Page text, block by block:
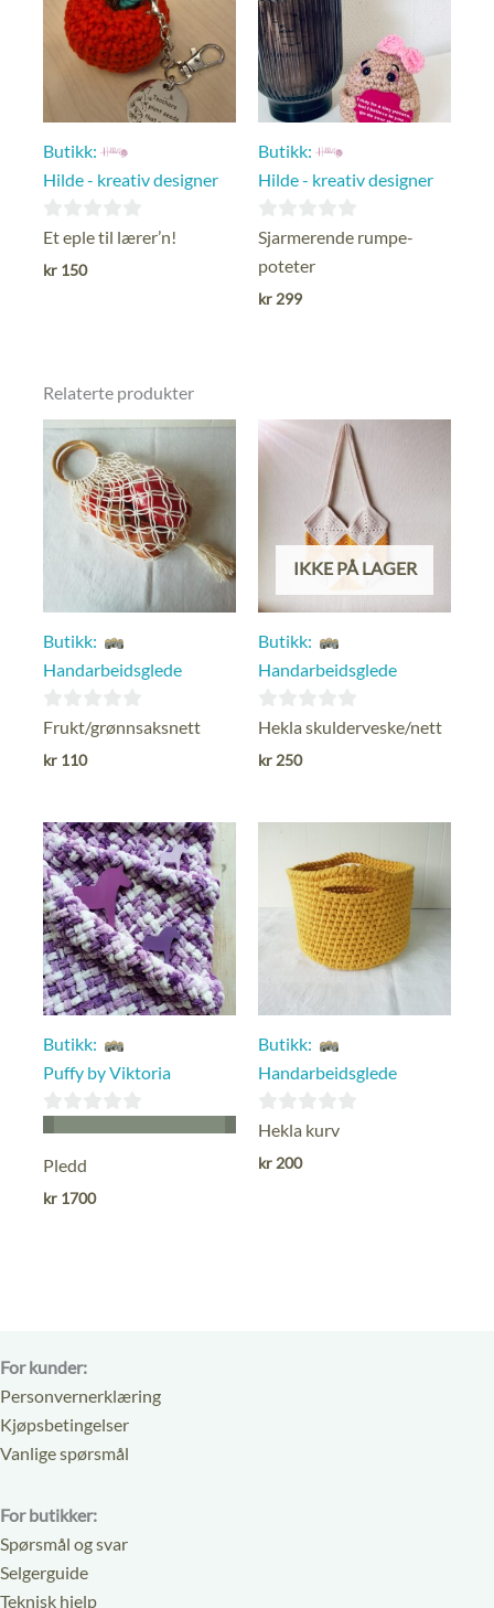
Butikk:
Hilde - kreativ designer
0
ut
Et eple til lærer’n!
kr 150
Butikk:
Hilde - kreativ designer
0
ut
av
Sjarmerende rumpe-
poteter
kr 299
Relaterte produkter
Butikk:
Handarbeidsglede
0
ut
Frukt/grønnsaksnett
kr 110
IKKE PÅ LAGER
Butikk:
Handarbeidsglede
0
ut
Hekla skulderveske/nett
kr 250
Butikk:
Puffy by Viktoria
5
Pledd
kr 1700
Butikk:
Handarbeidsglede
0
ut
Hekla kurv
kr 200
For kunder:
Personvernerklæring
Kjøpsbetingelser
Vanlige spørsmål
For butikker:
Spørsmål og svar
Selgerguide
Teknisk hjelp